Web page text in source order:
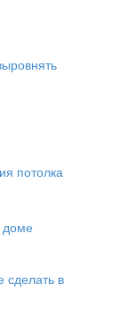
потолка
доме
сделать в